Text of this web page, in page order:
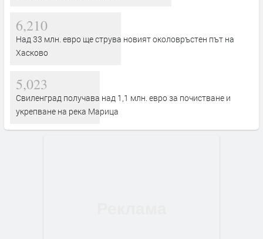
6,210
Над 33 млн. евро ще струва новият околовръстен път на
Хасково
5,023
Свиленград получава над 1,1 млн. евро за почистване и
укрепване на река Марица